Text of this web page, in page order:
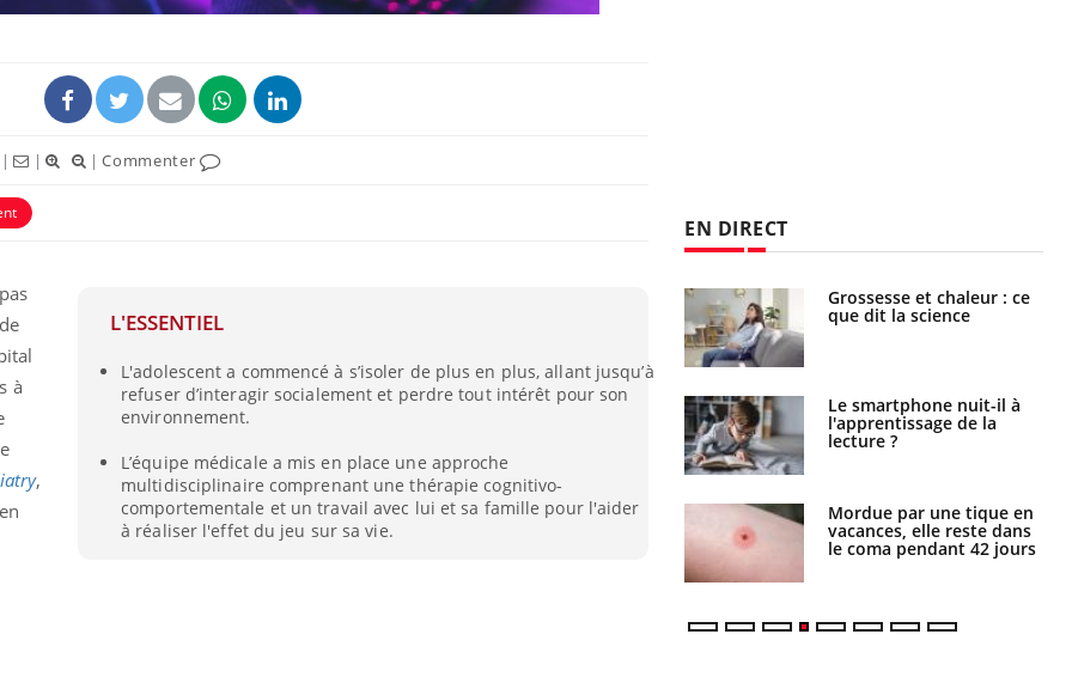
| |Commenter
L'ESSENTIEL
L'adolescent a commencé à s’isoler de plus en plus, allant jusqu’à
refuser d’interagir socialement et perdre tout intérêt pour son
environnement.
L’équipe médicale a mis en place une approche
multidisciplinaire comprenant une thérapie cognitivo-
comportementale et un travail avec lui et sa famille pour l'aider
à réaliser l'effet du jeu sur sa vie.
à
,
EN DIRECT
de dormir la nuit ?
VIH : la fin du comprimé
tous les jours se profile-t-
Pourquoi votre ventre
gâche-t-il les premiers
jours de vos vacances ?
Le Viagra pourrait-il
Pourquoi manger moins
Grossesse et chaleur : ce
que dit la science
Le smartphone nuit-il à
l'apprentissage de la
lecture ?
Mordue par une tique en
vacances, elle reste dans
le coma pendant 42 jours